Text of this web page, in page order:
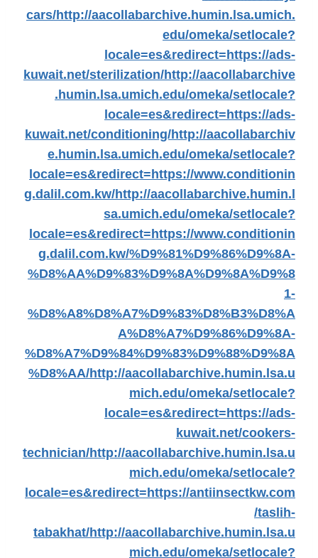
cars/http://aacollabarchive.humin.lsa.umich.
edu/omeka/setlocale?
locale=es&redirect=https://ads-
kuwait.net/sterilization/http://aacollabarchive
.humin.lsa.umich.edu/omeka/setlocale?
locale=es&redirect=https://ads-
kuwait.net/conditioning/http://aacollabarchiv
e.humin.lsa.umich.edu/omeka/setlocale?
locale=es&redirect=https://www.conditionin
g.dalil.com.kw/http://aacollabarchive.humin.l
sa.umich.edu/omeka/setlocale?
locale=es&redirect=https://www.conditionin
g.dalil.com.kw/%D9%81%D9%86%D9%8A-
%D8%AA%D9%83%D9%8A%D9%8A%D9%8
1-
%D8%A8%D8%A7%D9%83%D8%B3%D8%A
A%D8%A7%D9%86%D9%8A-
%D8%A7%D9%84%D9%83%D9%88%D9%8A
%D8%AA/http://aacollabarchive.humin.lsa.u
mich.edu/omeka/setlocale?
locale=es&redirect=https://ads-
kuwait.net/cookers-
technician/http://aacollabarchive.humin.lsa.u
mich.edu/omeka/setlocale?
locale=es&redirect=https://antiinsectkw.com
/taslih-
tabakhat/http://aacollabarchive.humin.lsa.u
mich.edu/omeka/setlocale?